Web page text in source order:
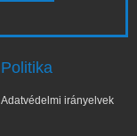
Politika
Adatvédelmi irányelvek